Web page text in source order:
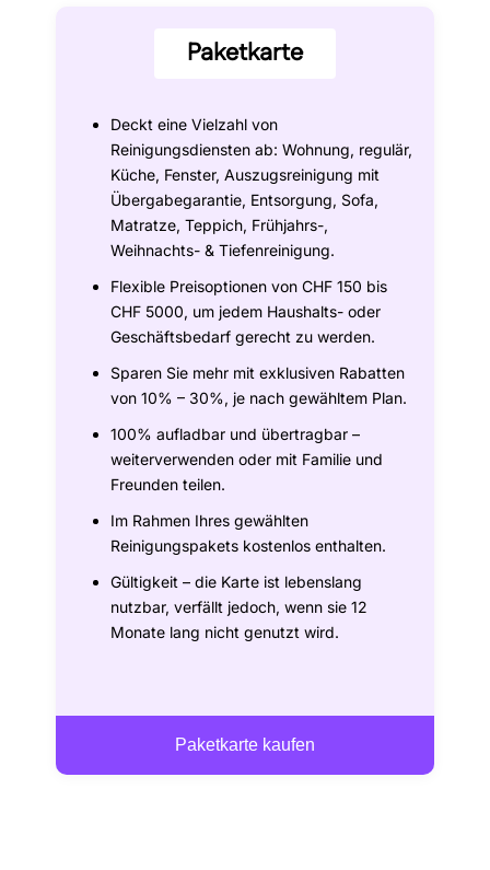
Paketkarte
Deckt eine Vielzahl von
Reinigungsdiensten ab: Wohnung, regulär,
Küche, Fenster, Auszugsreinigung mit
Übergabegarantie, Entsorgung, Sofa,
Matratze, Teppich, Frühjahrs-,
Weihnachts- & Tiefenreinigung.
Flexible Preisoptionen von CHF 150 bis
CHF 5000, um jedem Haushalts- oder
Geschäftsbedarf gerecht zu werden.
Sparen Sie mehr mit exklusiven Rabatten
von 10% – 30%, je nach gewähltem Plan.
100% aufladbar und übertragbar –
weiterverwenden oder mit Familie und
Freunden teilen.
Im Rahmen Ihres gewählten
Reinigungspakets kostenlos enthalten.
Gültigkeit – die Karte ist lebenslang
nutzbar, verfällt jedoch, wenn sie 12
Monate lang nicht genutzt wird.
Paketkarte kaufen